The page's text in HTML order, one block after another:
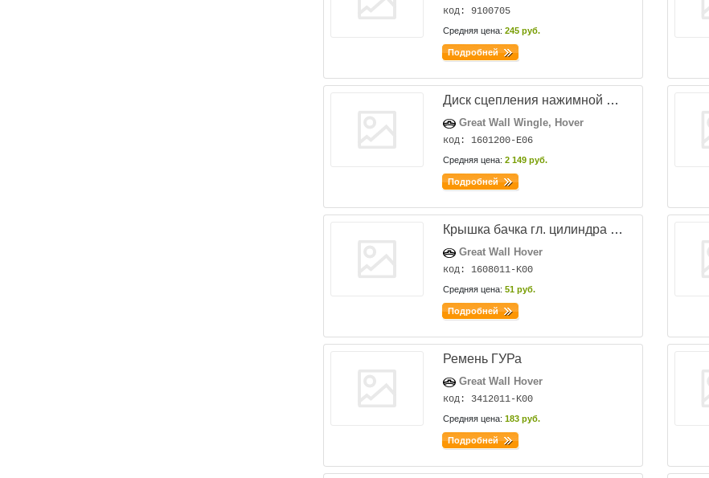
код: 9100705
Средняя цена: 245 руб.
Подробней
Диск сцепления нажимной дизель
Great Wall Wingle, Hover
код: 1601200-E06
Средняя цена: 2 149 руб.
Подробней
Крышка бачка гл. цилиндра сцепления
Great Wall Hover
код: 1608011-K00
Средняя цена: 51 руб.
Подробней
Ремень ГУРа
Great Wall Hover
код: 3412011-K00
Средняя цена: 183 руб.
Подробней